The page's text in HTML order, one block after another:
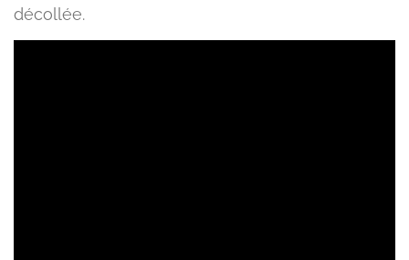
décollée.